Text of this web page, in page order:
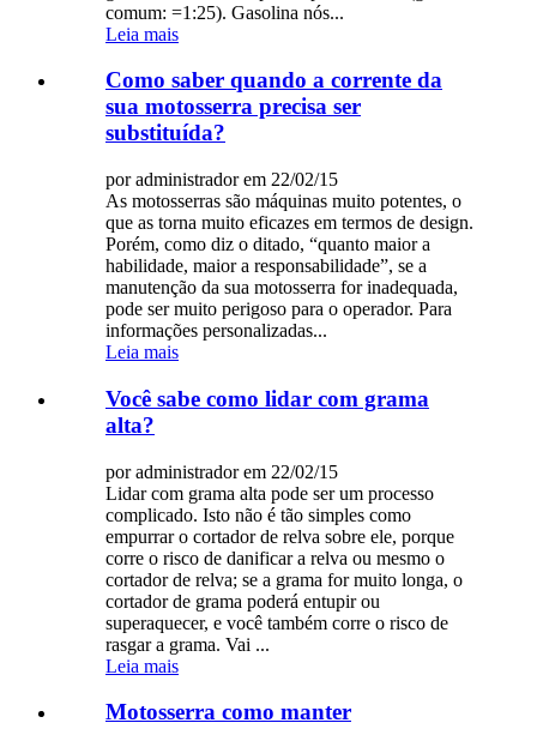
comum: =1:25). Gasolina nós...
Leia mais
Como saber quando a corrente da
sua motosserra precisa ser
substituída?
por administrador em 22/02/15
As motosserras são máquinas muito potentes, o
que as torna muito eficazes em termos de design.
Porém, como diz o ditado, “quanto maior a
habilidade, maior a responsabilidade”, se a
manutenção da sua motosserra for inadequada,
pode ser muito perigoso para o operador. Para
informações personalizadas...
Leia mais
Você sabe como lidar com grama
alta?
por administrador em 22/02/15
Lidar com grama alta pode ser um processo
complicado. Isto não é tão simples como
empurrar o cortador de relva sobre ele, porque
corre o risco de danificar a relva ou mesmo o
cortador de relva; se a grama for muito longa, o
cortador de grama poderá entupir ou
superaquecer, e você também corre o risco de
rasgar a grama. Vai ...
Leia mais
Motosserra como manter